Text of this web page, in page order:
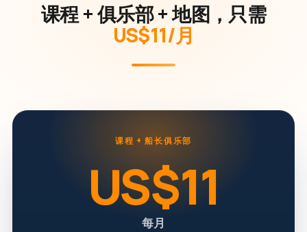
课程 + 俱乐部 + 地图，只需
US$11/月
课程 + 船长俱乐部
US$11
每月